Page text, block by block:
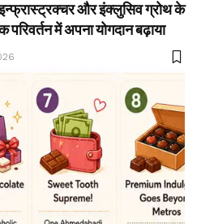
इन्फ्रास्ट्रक्चर और इंक्लुसिव ग्रोथ के
में अपना योगदान बढ़ाया